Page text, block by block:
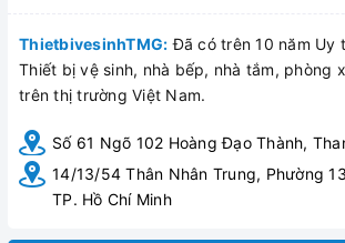
ThietbivesinhTMG: Đã có trên 10 năm Uy
Thiết bị vệ sinh, nhà bếp, nhà tắm, phòng
trên thị trường Việt Nam.
Số 61 Ngõ 102 Hoàng Đạo Thành,
14/13/54 Thân Nhân Trung, Phường
TP. Hồ Chí Minh